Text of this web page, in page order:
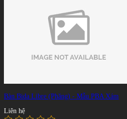
Bàn Bida Libre (Phăng) - Mẫu PBA Xám
Liên hệ